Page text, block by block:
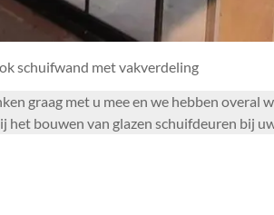
schuifwand met vakverdeling
graag met u mee en we hebben overal
bouwen van glazen schuifdeuren bij